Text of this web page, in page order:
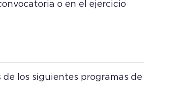
o en el ejercicio
los siguientes programas de